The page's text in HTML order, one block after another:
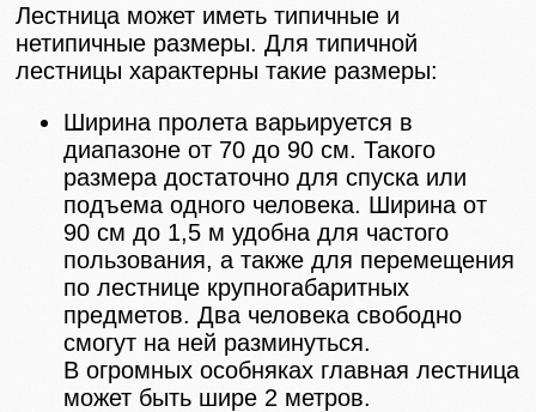
Лестница может иметь типичные и
нетипичные размеры. Для типичной
лестницы характерны такие размеры:
Ширина пролета варьируется в
диапазоне от 70 до 90 см. Такого
размера достаточно для спуска или
подъема одного человека. Ширина от
90 см до 1,5 м удобна для частого
пользования, а также для перемещения
по лестнице крупногабаритных
предметов. Два человека свободно
смогут на ней разминуться.
В огромных особняках главная лестница
может быть шире 2 метров.